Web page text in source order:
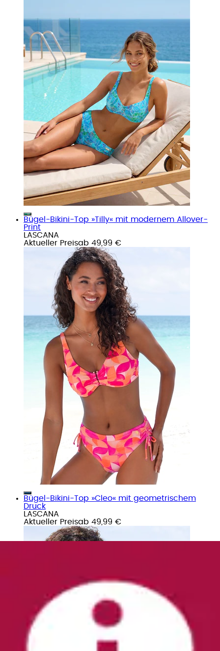
Bügel-Bikini-Top »Tilly« mit modernem Allover-
Print
LASCANA
Aktueller Preisab 49,99 €
Bügel-Bikini-Top »Cleo« mit geometrischem
Druck
LASCANA
Aktueller Preisab 49,99 €